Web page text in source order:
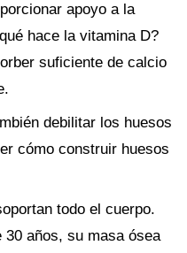
apoyo a la
hace la vitamina D?
suficiente de calcio
debilitar los huesos
cómo construir huesos
todo el cuerpo.
30 años, su masa ósea